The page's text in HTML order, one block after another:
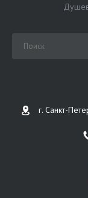
г. Санкт-